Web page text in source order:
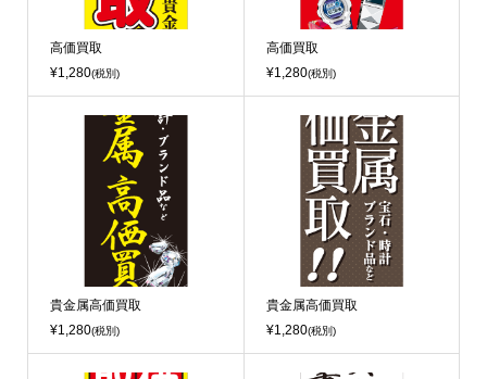
高価買取
¥1,280(税別)
高価買取
¥1,280(税別)
貴金属高価買取
¥1,280(税別)
貴金属高価買取
¥1,280(税別)